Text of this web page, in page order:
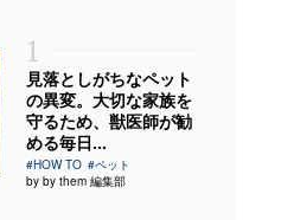
1
見落としがちなペット
の異変。大切な家族を
守るため、獣医師が勧
める毎日...
#HOW TO #ペット
by by them 編集部